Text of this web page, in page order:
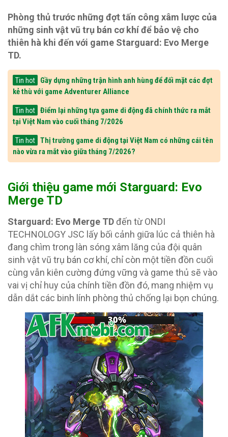
Phòng thủ trước những đợt tấn công xâm lược của
những sinh vật vũ trụ bán cơ khí để bảo vệ cho
thiên hà khi đến với game Starguard: Evo Merge
TD.
Tin hot
Gầy dựng những trận hình anh hùng để đối mặt các đợt
kẻ thù với game Adventurer Alliance
Tin hot
Điểm lại những tựa game di động đã chính thức ra mắt
tại Việt Nam vào cuối tháng 7/2026
Tin hot
Thị trường game di động tại Việt Nam có những cái tên
nào vừa ra mắt vào giữa tháng 7/2026?
Giới thiệu game mới Starguard: Evo
Merge TD
Starguard: Evo Merge TDđến từ ONDI
TECHNOLOGY JSC lấy bối cảnh giữa lúc cả thiên hà
đang chìm trong làn sóng xâm lăng của đội quân
sinh vật vũ trụ bán cơ khí, chỉ còn một tiền đồn cuối
cùng vẫn kiên cường đứng vững và game thủ sẽ vào
vai vị chỉ huy của chính tiền đồn đó, mang nhiệm vụ
dẫn dắt các binh lính phòng thủ chống lại bọn chúng.